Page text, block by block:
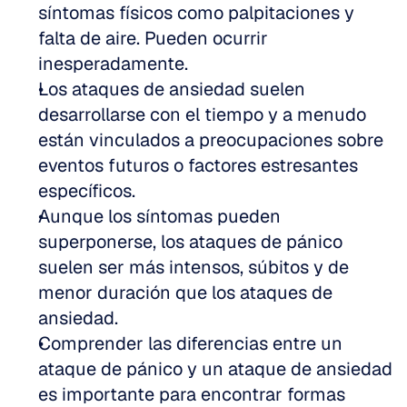
síntomas físicos como palpitaciones y
falta de aire. Pueden ocurrir
inesperadamente.
Los ataques de ansiedad suelen
desarrollarse con el tiempo y a menudo
están vinculados a preocupaciones sobre
eventos futuros o factores estresantes
específicos.
Aunque los síntomas pueden
superponerse, los ataques de pánico
suelen ser más intensos, súbitos y de
menor duración que los ataques de
ansiedad.
Comprender las diferencias entre un
ataque de pánico y un ataque de ansiedad
es importante para encontrar formas